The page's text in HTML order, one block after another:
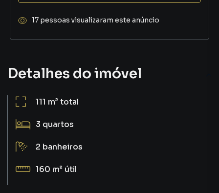
Detalhes do imóvel
111 m²total
3 quartos
2 banheiros
160 m² útil
17 pessoas visualizaram este anúncio